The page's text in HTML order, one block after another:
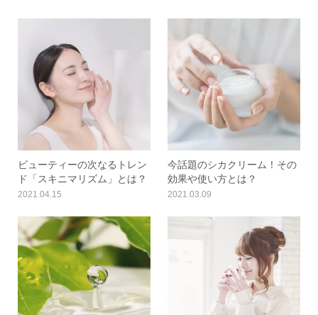
ビューティーの次なるトレン
ド「スキニマリズム」とは？
2021.04.15
今話題のシカクリーム！その
効果や使い方とは？
2021.03.09